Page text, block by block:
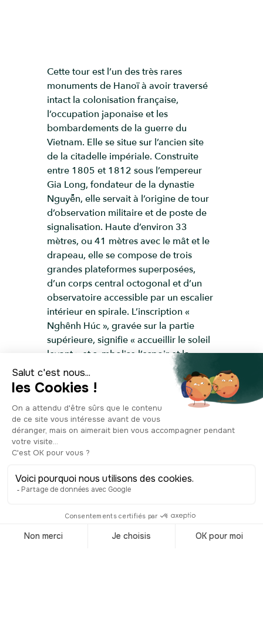
Cette tour est l’un des très rares
monuments de Hanoï à avoir traversé
intact la colonisation française,
l’occupation japonaise et les
bombardements de la guerre du
Vietnam. Elle se situe sur l’ancien site
de la citadelle impériale. Construite
entre 1805 et 1812 sous l’empereur
Gia Long, fondateur de la dynastie
Nguyễn, elle servait à l’origine de tour
d’observation militaire et de poste de
signalisation. Haute d’environ 33
mètres, ou 41 mètres avec le mât et le
drapeau, elle se compose de trois
grandes plateformes superposées,
d’un corps central octogonal et d’un
observatoire accessible par un escalier
intérieur en spirale. L’inscription «
Nghênh Húc », gravée sur la partie
supérieure, signifie « accueillir le soleil
levant » et symbolise l’espoir et la
prospérité. Le 30 août 1945, le
drapeau rouge à étoile jaune y est
hissé après la proclamation de
l’indépendance, faisant de la tour un
symbole fort de la souveraineté
vietnamienne. Aujourd’hui, les visiteurs
peuvent monter jusqu’au sommet pour
Hanoï et les grands sites voisins,
comme la citadelle impériale, le
Mausolée de Hồ Chí Minh et le parc